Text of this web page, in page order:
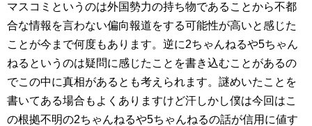
マスコミというのは外国勢力の持ち物であることから不都
合な情報を言わない偏向報道をする可能性が高いと感じた
ことが今まで何度もあります。逆に2ちゃんねるや5ちゃん
ねるというのは疑問に感じたことを書き込むことがあるの
でこの中に真相があるとも考えられます。謎めいたことを
書いてある場合もよくありますけど汗しかし僕は今回はこ
の根拠不明の2ちゃんねるや5ちゃんねるの話が信用に値す